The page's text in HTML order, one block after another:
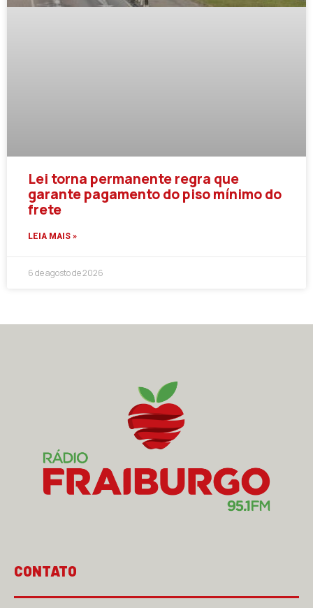
Lei torna permanente regra que
garante pagamento do piso mínimo do
frete
LEIA MAIS »
6 de agosto de 2026
CONTATO